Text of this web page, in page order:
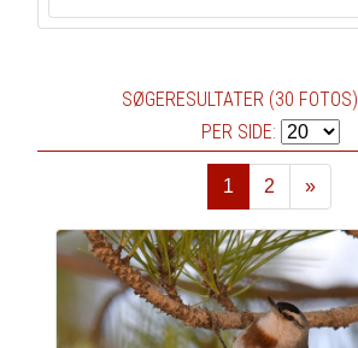
SØGERESULTATER (30 FOTOS)
PER SIDE:
1 2
»
Næste